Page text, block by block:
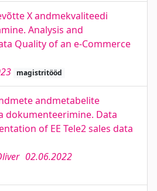
X andmekvaliteedi
Analysis and
Quality of an e-Commerce
magistritööd
andmetabelite
dokumenteerimine. Data
of EE Tele2 sales data
02.06.2022